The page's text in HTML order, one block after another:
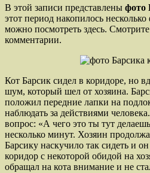
В этой записи представлены фото
этот период накопилось
можно посмотреть здесь.
комментарии.
Кот Барсик сидел в коридоре, но
шум, который шел от хозяина.
положил передние лапки на
наблюдать за действиями
вопрос: «А чего это ты тут
несколько минут. Хозяин
Барсику наскучило так сидеть и
коридор с некоторой обидой на
обращал на кота внимание и не